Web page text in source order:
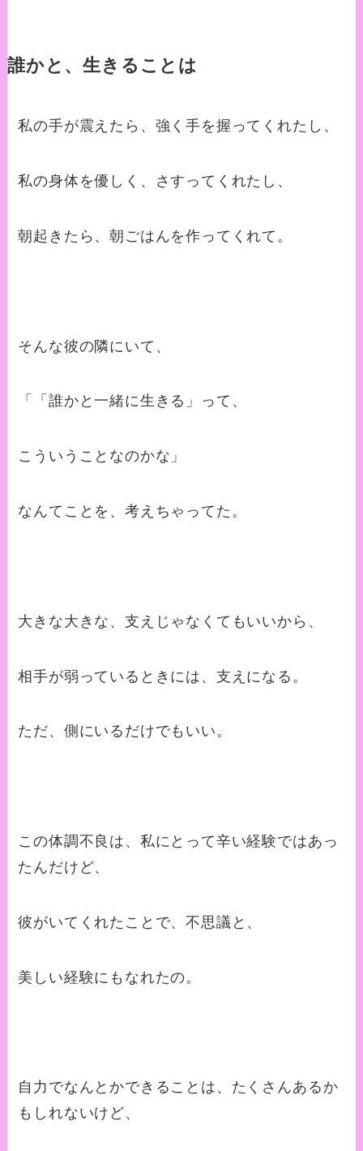
誰かと、生きることは
私の手が震えたら、強く手を握ってくれたし、
私の身体を優しく、さすってくれたし、
朝起きたら、朝ごはんを作ってくれて。
そんな彼の隣にいて、
「「誰かと一緒に生きる」って、
こういうことなのかな」
なんてことを、考えちゃってた。
大きな大きな、支えじゃなくてもいいから、
相手が弱っているときには、支えになる。
ただ、側にいるだけでもいい。
この体調不良は、私にとって辛い経験ではあっ
たんだけど、
彼がいてくれたことで、不思議と、
美しい経験にもなれたの。
自力でなんとかできることは、たくさんあるか
もしれないけど、